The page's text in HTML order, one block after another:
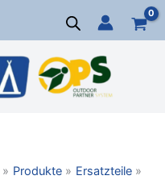
Produkte
Ersatzteile